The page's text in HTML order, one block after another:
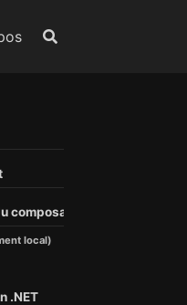
composant
local)
.NET